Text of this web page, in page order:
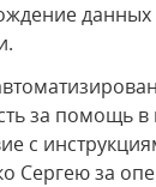
за помощь в
с
Сергею за